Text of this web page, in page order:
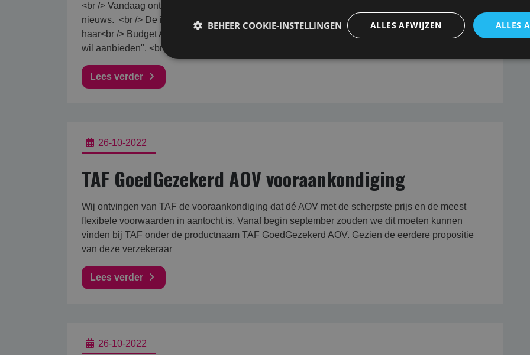
<br /> Vandaag ontvingen wij een mailing van de Amersfoortse met daarin voor ons heuglijk
nieuws. <br /> De inkomensverzekeraar uit Amersfoort stopt namelijk met het aanbieden van
haar<br /> Budget AOV "omdat zij haar klanten een eenvoudig en begrijpelijk productassortiment
wil aanbieden". <br /> Weer een verzekeraar die tot inkeer is
Lees verder
26-10-2022
TAF GoedGezekerd AOV vooraankondiging
Wij ontvingen van TAF de vooraankondiging dat dé AOV met de scherpste prijs en de meest
flexibele voorwaarden in aantocht is. Vanaf begin september zouden we dit moeten kunnen
vinden bij TAF onder de productnaam TAF GoedGezekerd AOV. Gezien de eerdere propositie
van deze verzekeraar
Lees verder
26-10-2022
ALLES
ALLES AFWIJZEN
BEHEER COOKIE-INSTELLINGEN